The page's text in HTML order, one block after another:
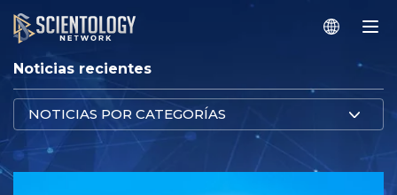
Noticias recientes
NOTICIAS POR CATEGORÍAS